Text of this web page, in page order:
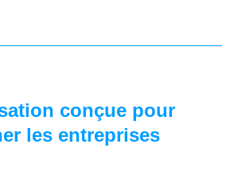
conçue pour
les entreprises